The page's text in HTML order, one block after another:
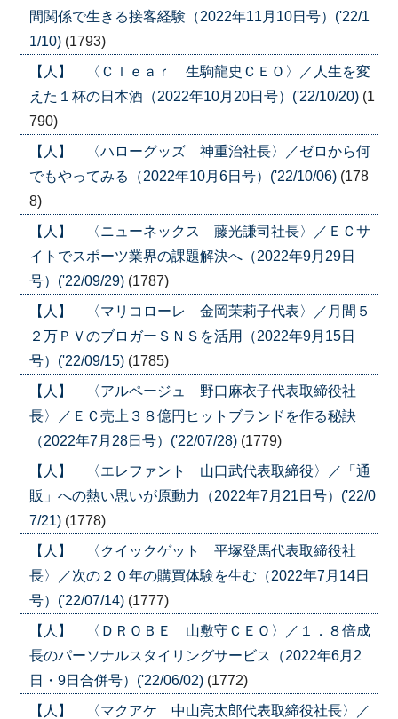
間関係で生きる接客経験（2022年11月10日号）('22/1
1/10) (1793)
【人】 〈Ｃｌｅａｒ 生駒龍史ＣＥＯ〉／人生を変
えた１杯の日本酒（2022年10月20日号）('22/10/20) (1
790)
【人】 〈ハローグッズ 神重治社長〉／ゼロから何
でもやってみる（2022年10月6日号）('22/10/06) (178
8)
【人】 〈ニューネックス 藤光謙司社長〉／ＥＣサ
イトでスポーツ業界の課題解決へ（2022年9月29日
号）('22/09/29) (1787)
【人】 〈マリコローレ 金岡茉莉子代表〉／月間５
２万ＰＶのブロガーＳＮＳを活用（2022年9月15日
号）('22/09/15) (1785)
【人】 〈アルページュ 野口麻衣子代表取締役社
長〉／ＥＣ売上３８億円ヒットブランドを作る秘訣
（2022年7月28日号）('22/07/28) (1779)
【人】 〈エレファント 山口武代表取締役〉／「通
販」への熱い思いが原動力（2022年7月21日号）('22/0
7/21) (1778)
【人】 〈クイックゲット 平塚登馬代表取締役社
長〉／次の２０年の購買体験を生む（2022年7月14日
号）('22/07/14) (1777)
【人】 〈ＤＲＯＢＥ 山敷守ＣＥＯ〉／１．８倍成
長のパーソナルスタイリングサービス（2022年6月2
日・9日合併号）('22/06/02) (1772)
【人】 〈マクアケ 中山亮太郎代表取締役社長〉／